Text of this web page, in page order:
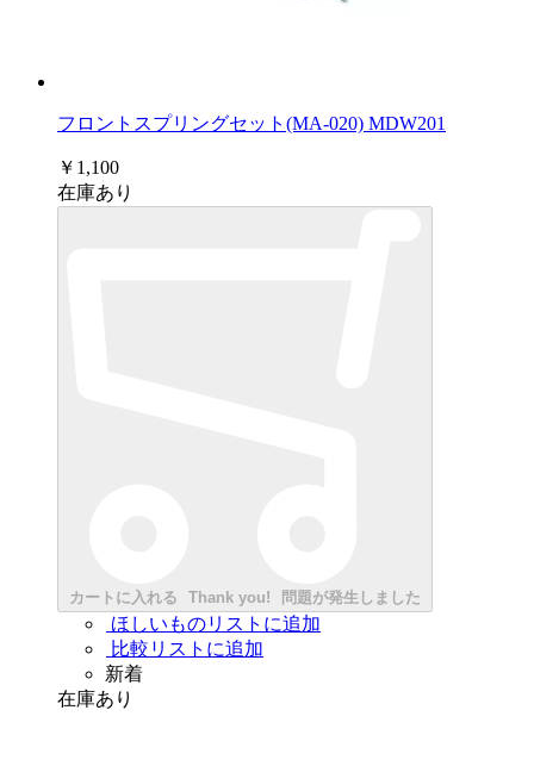
フロントスプリングセット(MA-020) MDW201
￥1,100
在庫あり
カートに入れる Thank you! 問題が発生しました
ほしいものリストに追加
比較リストに追加
新着
在庫あり